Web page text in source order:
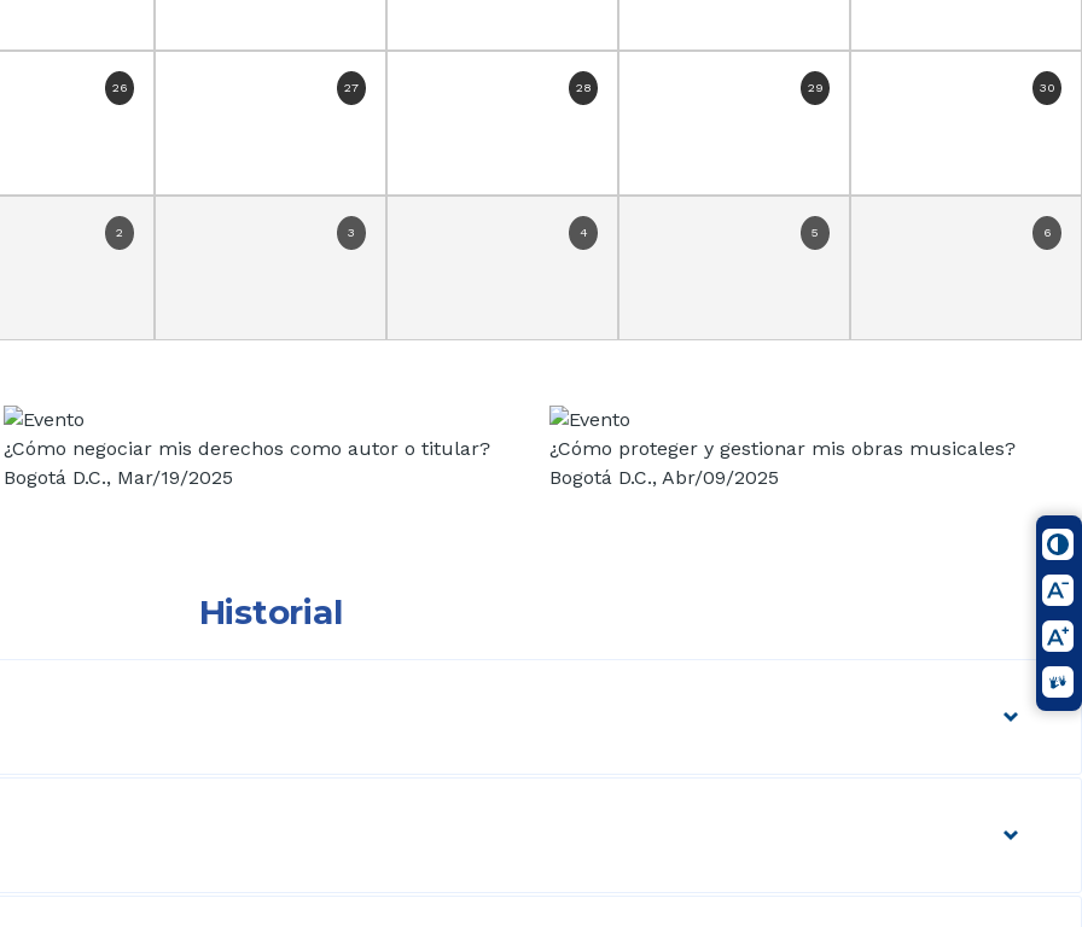
26 27 28 29 30
2 3 4 5 6
¿Cómo negociar mis derechos como autor o titular?
Bogotá D.C., Mar/19/2025
¿Cómo proteger y gestionar mis obras musicales?
Bogotá D.C., Abr/09/2025
Historial